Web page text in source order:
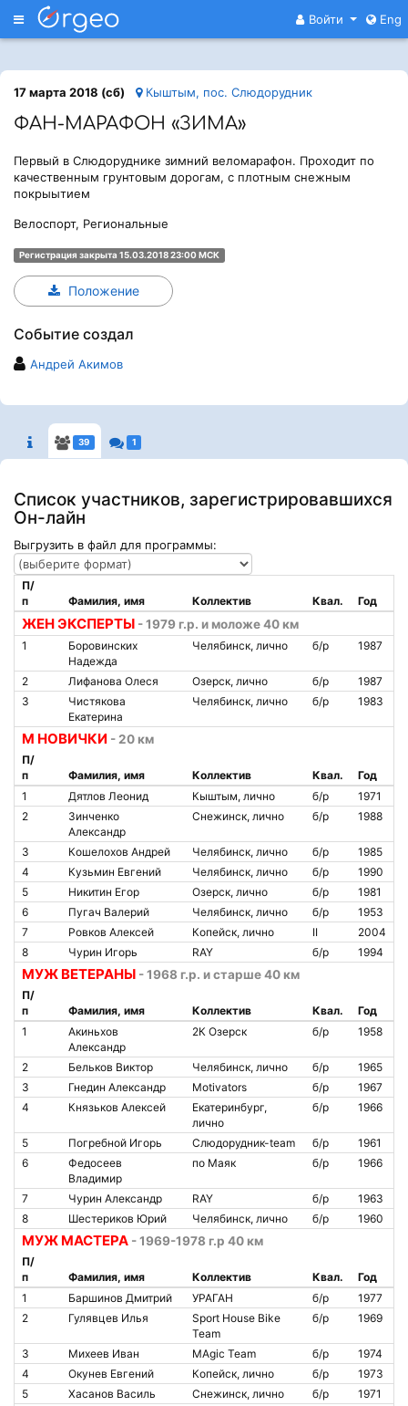
Меню Войти Eng
17 марта 2018 (сб) Кыштым, пос. Слюдорудник
ФАН-МАРАФОН «ЗИМА»
Первый в Слюдоруднике зимний веломарафон. Проходит по
качественным грунтовым дорогам, с плотным снежным
покрыытием
Велоспорт, Региональные
Регистрация закрыта 15.03.2018 23:00 МСК
Положение
Событие создал
Андрей Акимов
39 1
Список участников, зарегистрировавшихся
Он-лайн
Выгрузить в файл для программы:
ЖЕН ЭКСПЕРТЫ - 1979 г.р. и моложе 40 км
П/
п
Фамилия, имя Коллектив Квал. Год
1
Боровинских
Надежда
Челябинск, лично б/р 1987
2 Лифанова Олеся Озерск, лично б/р
1987
3
Чистякова
Екатерина
Челябинск, лично б/р 1983
М НОВИЧКИ - 20 км
П/
п
Фамилия, имя Коллектив Квал.
Год
1
Дятлов Леонид Кыштым, лично б/р
1971
2
Зинченко
Александр
Снежинск, лично б/р 1988
3 Кошелохов Андрей Челябинск, лично б/р
1985
4
Кузьмин Евгений Челябинск, лично б/р
1990
5
Никитин Егор Озерск, лично б/р
1981
6
Пугач Валерий Челябинск, лично б/р
1953
7
Ровков Алексей Копейск, лично II
2004
8
Чурин Игорь RAY б/р 1994
МУЖ ВЕТЕРАНЫ - 1968 г.р. и старше 40 км
П/
п
Фамилия, имя Коллектив Квал.
Год
1
Акиньхов
Александр
2К Озерск б/р 1958
2 Бельков Виктор Челябинск, лично б/р
1965
3
Гнедин Александр Motivators б/р
1967
4
Князьков Алексей
Екатеринбург,
лично
б/р 1966
5 Погребной Игорь Слюдорудник-team б/р
1961
6
Федосеев
Владимир
по Маяк б/р 1966
7 Чурин Александр RAY б/р
1963
8
Шестериков Юрий Челябинск, лично б/р 1960
МУЖ МАСТЕРА - 1969-1978 г.р 40 км
П/
п
Фамилия, имя Коллектив Квал.
Год
1
Баршинов Дмитрий УРАГАН б/р
1977
2
Гулявцев Илья
Sport House Bike
Team
б/р 1969
3 Михеев Иван MAgic Team б/р
1974
4
Окунев Евгений Копейск, лично б/р
1973
5
Хасанов Василь Снежинск, лично б/р 1971